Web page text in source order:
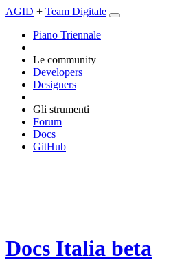
AGID + Team Digitale
Piano Triennale
Le community
Developers
Designers
Gli strumenti
Forum
Docs
GitHub
Docs Italia beta